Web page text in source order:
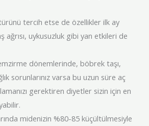
tercih etse de özellikler ilk ay
ağrısı, uykusuzluk gibi yan etkileri de
dönemlerinde, böbrek taşı,
sorunlarınız varsa bu uzun süre aç
gerektiren diyetler sizin için en
midenizin %80-85 küçültülmesiyle